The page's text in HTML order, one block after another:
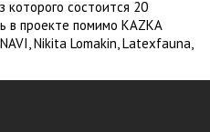
которого состоится 20
в проекте помимо KAZKA
Nikita Lomakin, Latexfauna,